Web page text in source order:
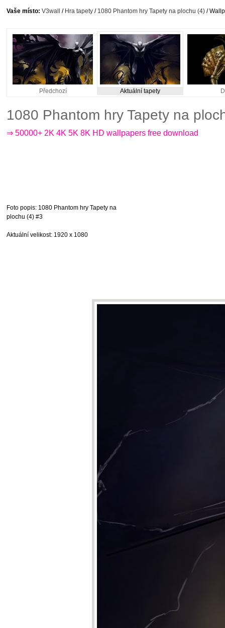
Vaše místo: V3wall / Hra tapety / 1080 Phantom hry Tapety na plochu (4) /
Předchozí Aktuální tapety
1080 Phantom hry Tapety na
⇒ 50000+ 2K 4K 5K 8K HD wallpapers free download
Foto popis: 1080 Phantom hry Tapety na
plochu (4) #3
Aktuální velikost: 1920 x 1080